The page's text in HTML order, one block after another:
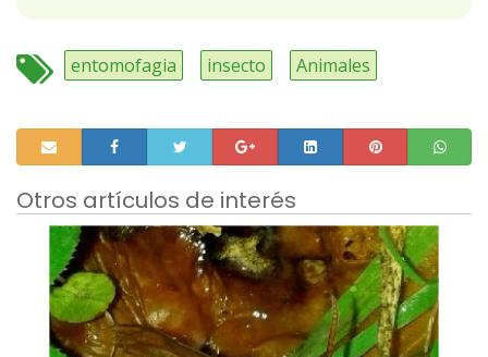
entomofagia insecto Animales
Otros artículos de interés